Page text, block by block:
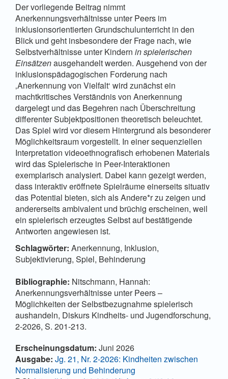
Der vorliegende Beitrag nimmt
Anerkennungsverhältnisse unter Peers im
inklusionsorientierten Grundschulunterricht in den
Blick und geht insbesondere der Frage nach, wie
Selbstverhältnisse unter Kindern in spielerischen
Einsätzenausgehandelt werden. Ausgehend von der
inklusionspädagogischen Forderung nach
‚Anerkennung von Vielfalt‘ wird zunächst ein
machtkritisches Verständnis von Anerkennung
dargelegt und das Begehren nach Überschreitung
differenter Subjektpositionen theoretisch beleuchtet.
Das Spiel wird vor diesem Hintergrund als besonderer
Möglichkeitsraum vorgestellt. In einer sequenziellen
Interpretation videoethnografisch erhobenen Materials
wird das Spielerische in Peer-Interaktionen
exemplarisch analysiert. Dabei kann gezeigt werden,
dass interaktiv eröffnete Spielräume einerseits situativ
das Potential bieten, sich als Andere*r zu zeigen und
andererseits ambivalent und brüchig erscheinen, weil
ein spielerisch erzeugtes Selbst auf bestätigende
Antworten angewiesen ist.
Schlagwörter: Anerkennung, Inklusion,
Subjektivierung, Spiel, Behinderung
Bibliographie: Nitschmann, Hannah:
Anerkennungsverhältnisse unter Peers –
Möglichkeiten der Selbstbezugnahme spielerisch
aushandeln, Diskurs Kindheits- und Jugendforschung,
2-2026, S. 201-213.
Artikel-Details
Erscheinungsdatum: Juni 2026
Ausgabe: Jg. 21, Nr. 2-2026: Kindheiten zwischen
Normalisierung und Behinderung